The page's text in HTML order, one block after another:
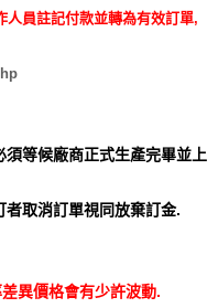
人員註記付款並轉為有效訂單,
等候廠商正式生產完畢並上
者取消訂單視同放棄訂金.
異價格會有少許波動.